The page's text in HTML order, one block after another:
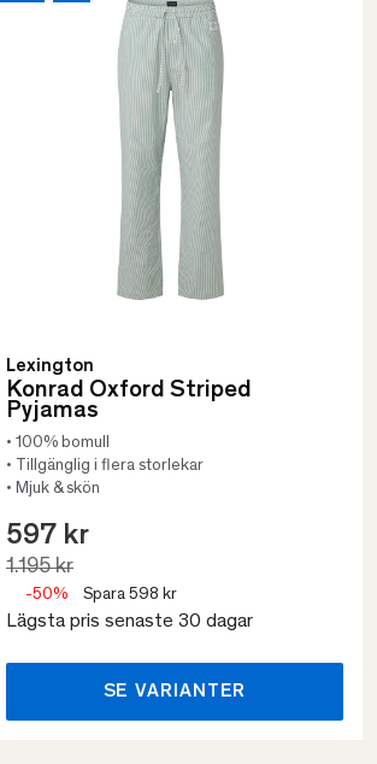
Lexington
Konrad Oxford Striped
Pyjamas
• 100% bomull
• Tillgänglig i flera storlekar
• Mjuk & skön
597 kr
1.195 kr
-50% Spara 598 kr
Lägsta pris senaste 30 dagar
SE VARIANTER